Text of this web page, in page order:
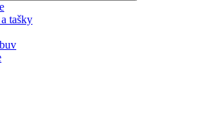
tašky